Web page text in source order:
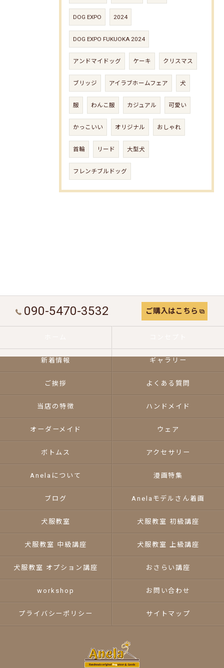
DOG EXPO 2024
DOG EXPO FUKUOKA 2024
アンドマイドッグ ケーキ クリスマス
ブリッジ アイラブホームフェア 犬
服 わんこ服 カジュアル 可愛い
かっこいい オリジナル おしゃれ
首輪 リード 大型犬
フレンチブルドッグ
090-5470-3532 ご購入はこちら
新着情報 ギャラリー
ご挨拶 よくある質問
当店の特徴 ハンドメイド
オーダーメイド ウェア
ボトムス アクセサリー
Anelaについて 漫画特集
ブログ Anelaモデルさん着画
犬服教室 犬服教室 初級講座
犬服教室 中級講座 犬服教室 上級講座
犬服教室 オプション講座 おさらい講座
workshop お問い合わせ
プライバシーポリシー サイトマップ